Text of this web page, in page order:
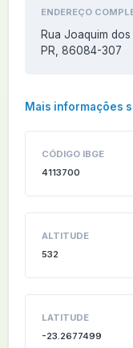
ENDEREÇO
Rua Joaquim
PR, 86084-307
Mais informações
CÓDIGO IBGE
4113700
ALTITUDE
532
LATITUDE
-23.2677499